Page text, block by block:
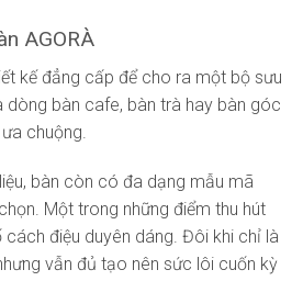
AGORÀ
kế đẳng cấp để cho ra một bộ sưu
dòng bàn cafe, bàn trà hay bàn góc
chuộng.
bàn còn có đa dạng mẫu mã
Một trong những điểm thu hút
cách điệu duyên dáng. Đôi khi chỉ là
vẫn đủ tạo nên sức lôi cuốn kỳ